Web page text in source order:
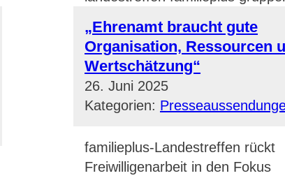
„Ehrenamt braucht gute
Organisation, Ressourcen
Wertschätzung“
26. Juni 2025
Kategorien:
familieplus-Landestreffen rückt
Freiwilligenarbeit in den Fokus